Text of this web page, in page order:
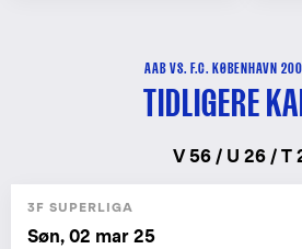
AAB VS. F.C. KØBENHAVN
TIDLIGERE
V 56 / U 26 / T
3F SUPERLIGA
Søn, 02 mar 25